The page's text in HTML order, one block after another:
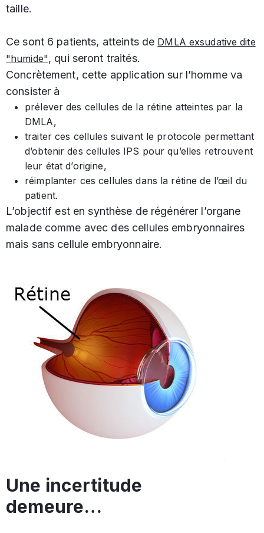
taille.
Ce sont 6 patients, atteints de DMLA exsudative dite
"humide", qui seront traités.
Concrètement, cette application sur l’homme va
consister à
prélever des cellules de la rétine atteintes par la
DMLA,
traiter ces cellules suivant le protocole permettant
d’obtenir des cellules IPS pour qu’elles retrouvent
leur état d’origine,
réimplanter ces cellules dans la rétine de l’œil du
patient.
L’objectif est en synthèse de régénérer l’organe
malade comme avec des cellules embryonnaires
mais sans cellule embryonnaire.
Une incertitude
demeure…